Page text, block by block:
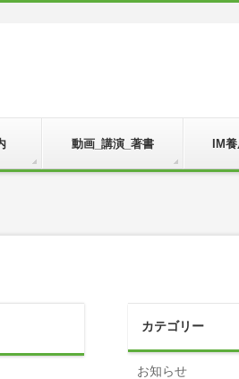
動画_講演_著書 IM
カテゴリー
お知らせ